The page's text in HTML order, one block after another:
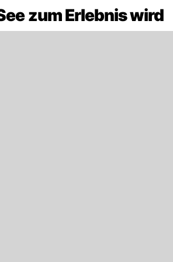
zum Erlebnis wird